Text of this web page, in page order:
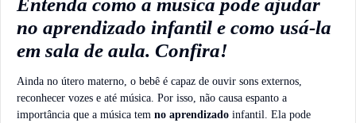
Entenda como a música pode ajudar
no aprendizado infantil e como usá-la
em sala de aula. Confira!
Ainda no útero materno, o bebê é capaz de ouvir sons externos,
reconhecer vozes e até música. Por isso, não causa espanto a
importância que a música tem no aprendizado infantil. Ela pode